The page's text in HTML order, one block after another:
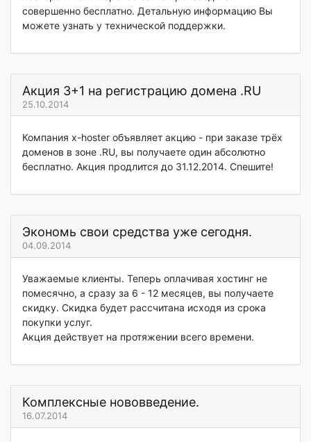
совершенно бесплатно. Детальную информацию Вы
можете узнать у технической поддержки.
Акция 3+1 на регистрацию домена .RU
25.10.2014
Компания x-hoster объявляет акцию - при заказе трёх
доменов в зоне .RU, вы получаете один абсолютно
бесплатно. Акция продлится до 31.12.2014. Спешите!
Экономь свои средства уже сегодня.
04.09.2014
Уважаемые клиенты. Теперь оплачивая хостинг не
помесячно, а сразу за 6 - 12 месяцев, вы получаете
скидку. Скидка будет рассчитана исходя из срока
покупки услуг.
Акция действует на протяжении всего времени.
Комплексные нововведение.
16.07.2014